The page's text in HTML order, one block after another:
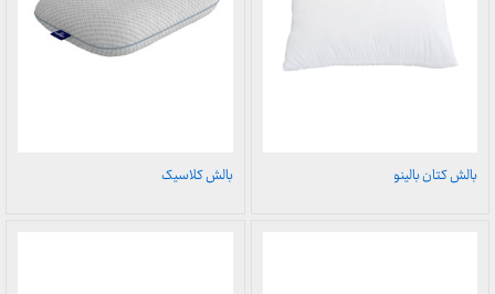
بالش کتان بالینو بالش کلاسیک